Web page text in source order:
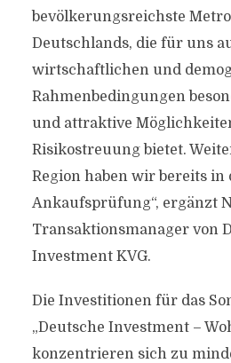
bevölkerungsreichste
Deutschlands, die für uns
wirtschaftlichen und
Rahmenbedingungen
und attraktive
Risikostreuung bietet.
Region haben wir bereits in
Ankaufsprüfung“, ergänzt
Transaktionsmanager von
Investment KVG.
Die Investitionen für das
„Deutsche Investment –
konzentrieren sich zu